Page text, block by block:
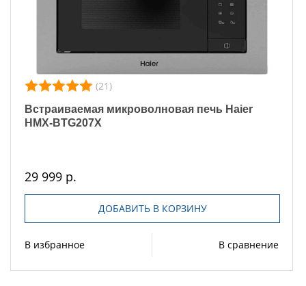
(21)
Встраиваемая микроволновая печь Haier
HMX-BTG207X
29 999 р.
ДОБАВИТЬ В КОРЗИНУ
В избранное В сравнение